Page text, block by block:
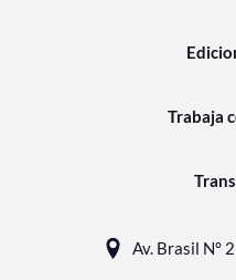
Trabaja
Av. Brasil N°